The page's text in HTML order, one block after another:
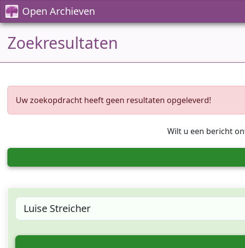
Open Archieven
Zoekresultaten
Uw zoekopdracht heeft geen resultaten opgeleverd!
Wilt u een bericht